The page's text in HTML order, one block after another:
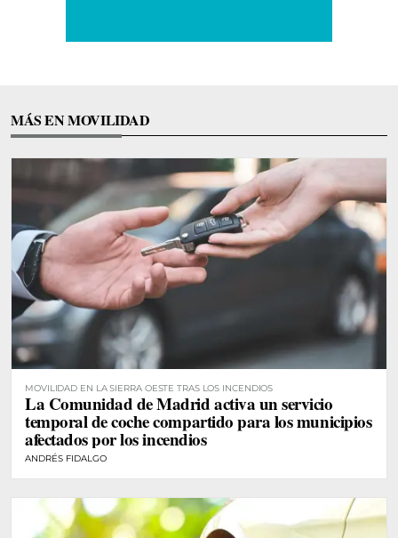
MÁS EN MOVILIDAD
MOVILIDAD EN LA SIERRA OESTE TRAS LOS INCENDIOS
La Comunidad de Madrid activa un servicio
temporal de coche compartido para los municipios
afectados por los incendios
ANDRÉS FIDALGO